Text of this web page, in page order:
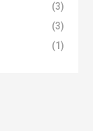
(3)
(3)
(1)